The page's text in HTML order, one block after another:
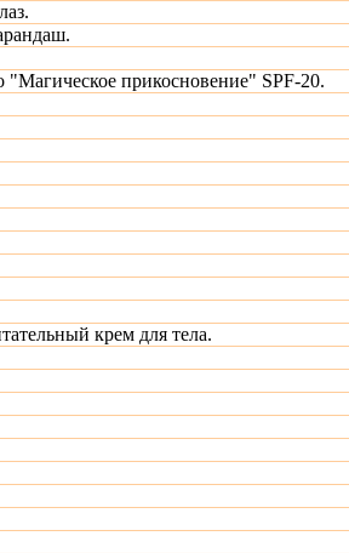
"Магическое прикосновение" SPF-20.
крем для тела.